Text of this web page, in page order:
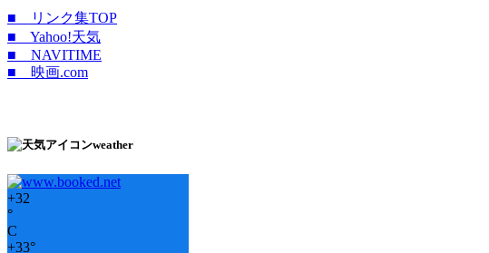
■ リンク集TOP
■ Yahoo!天気
■ NAVITIME
■ 映画.com
weather
+32
°
C
+33°